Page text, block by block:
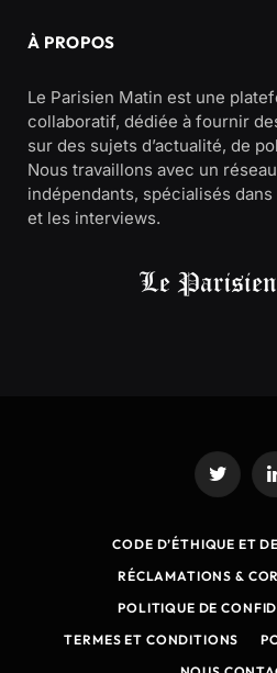
À PROPOS
Le Parisien Matin est une
collaboratif, dédiée à fournir
sur des sujets d’actualité, de
Nous travaillons avec un
indépendants, spécialisés dans
et les interviews.
Twitter
CODE D’ÉTHIQUE ET
RÉCLAMATIONS &
POLITIQUE DE
TERMES ET CONDITIONS